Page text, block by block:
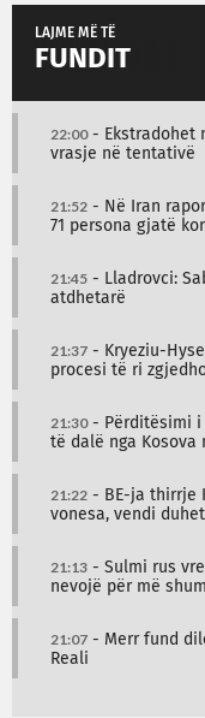
LAJME MË TË
FUNDIT
22:00- Ekstradohet
vrasje në tentativë
21:52 - Në Iran
71 persona gjatë
21:45 - Lladrovci:
atdhetarë
21:37 - Kryeziu-
procesi të ri
21:30- Përditësimi i
të dalë nga Kosova
21:22 - BE-ja thirrje
vonesa, vendi
21:13 - Sulmi rus
nevojë për më
21:07 - Merr fund
Reali